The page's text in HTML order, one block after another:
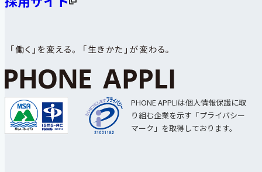
PHONE APPLIは個人情報保護に取
り組む企業を示す「プライバシー
マーク」を取得しております。